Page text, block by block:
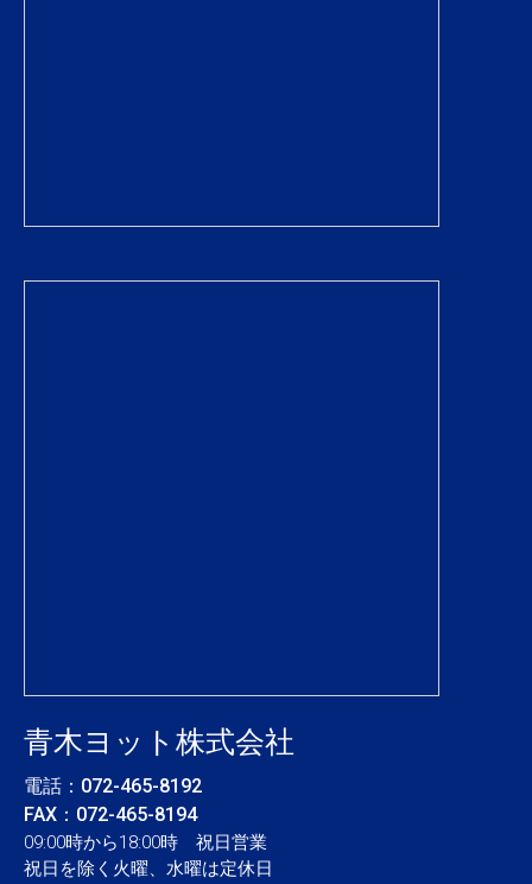
青木ヨット株式会社
電話： 072-465-8192
FAX：072-465-8194
09:00時から18:00時 祝日営業
祝日を除く火曜、水曜は定休日